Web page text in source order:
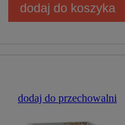
dodaj do koszyka
dodaj do przechowalni